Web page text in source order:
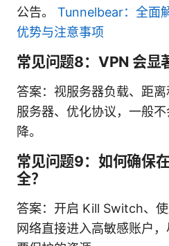
公告。 Tunnelbear：全面
优势与注意事项
常见问题8：VPN 会显
答案：视服务器负载、距
服务器、优化协议，一般
降。
常见问题9：如何确保
全？
答案：开启 Kill Switch、
网络直接进入高敏感账户